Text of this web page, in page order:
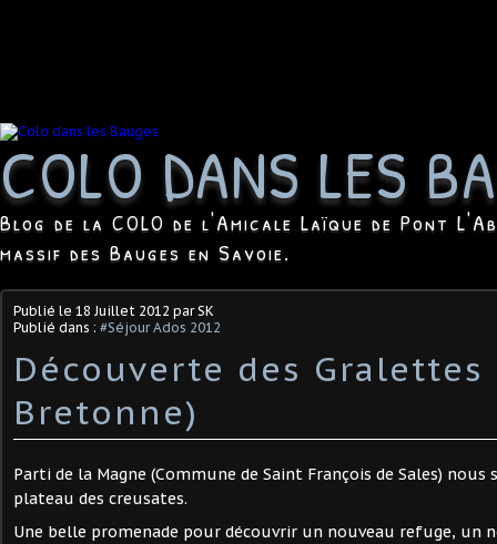
COLO DANS LES
Blog de la COLO de l'Amicale Laïque de Pont
massif des Bauges en Savoie.
Publié le 18 Juillet 2012 par SK
Publié dans : #Séjour Ados 2012
Découverte des Gralettes
Bretonne)
Parti de la Magne (Commune de Saint François de Sales)
plateau des creusates.
Une belle promenade pour découvrir un nouveau refuge, un